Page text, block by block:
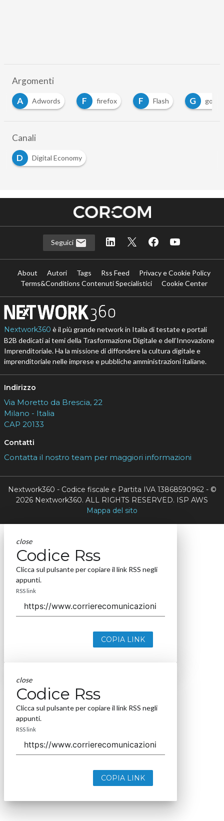
Argomenti
F
firefox F Flash google chrome G
Canali
D
Digital Economy
Seguici
About Autori Tags Rss Feed
Privacy e Cookie Policy
Terms&Conditions Contenuti Specialistici
Cookie Center
Nextwork360 è il più grande network in Italia di testate e portali
B2B dedicati ai temi della Trasformazione Digitale e dell’Innovazione
Imprenditoriale. Ha la missione di diffondere la cultura digitale e
imprenditoriale nelle imprese e pubbliche amministrazioni italiane.
Indirizzo
Via Moretto da Brescia, 22
Milano - Italia
CAP 20133
Contatti
Contatta il nostro team per maggiori informazioni
Nextwork360 - Codice fiscale e Partita IVA 13868590962 - ©
2026 Nextwork360. ALL RIGHTS RESERVED. ISP AWS
Mappa del sito
close
Codice Rss
Clicca sul pulsante per copiare il link RSS negli
appunti.
RSS link
COPIA LINK
close
Codice Rss
Clicca sul pulsante per copiare il link RSS negli
appunti.
RSS link
COPIA LINK